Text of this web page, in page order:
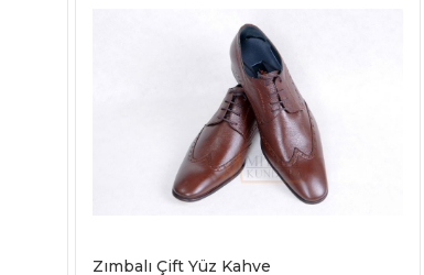
Zımbalı Çift Yüz Kahve